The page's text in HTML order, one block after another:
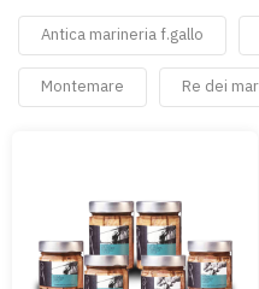
Antica marineria f.gallo
Montemare Re dei